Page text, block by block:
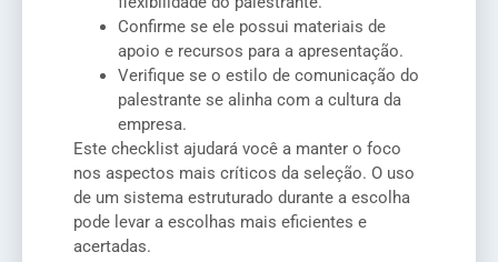
Confirme se ele possui materiais de
apoio e recursos para a apresentação.
Verifique se o estilo de comunicação do
palestrante se alinha com a cultura da
empresa.
Este checklist ajudará você a manter o foco
nos aspectos mais críticos da seleção. O uso
de um sistema estruturado durante a escolha
pode levar a escolhas mais eficientes e
acertadas.